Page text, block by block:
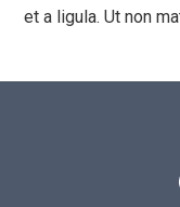
et a ligula. Ut non